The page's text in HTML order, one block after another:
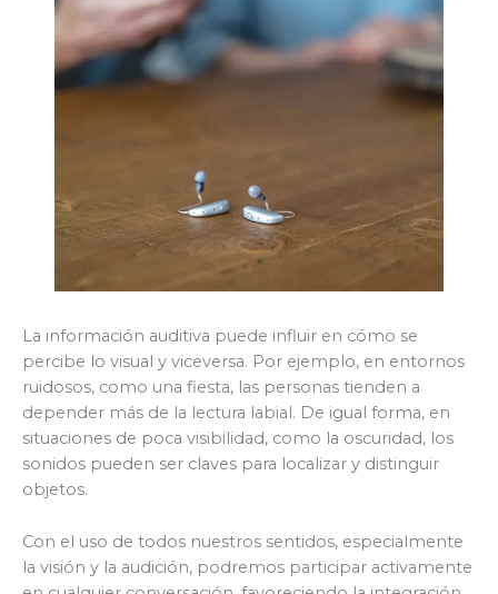
La información auditiva puede influir en cómo se
percibe lo visual y viceversa. Por ejemplo, en entornos
ruidosos, como una fiesta, las personas tienden a
depender más de la lectura labial. De igual forma, en
situaciones de poca visibilidad, como la oscuridad, los
sonidos pueden ser claves para localizar y distinguir
objetos.
Con el uso de todos nuestros sentidos, especialmente
la visión y la audición, podremos participar activamente